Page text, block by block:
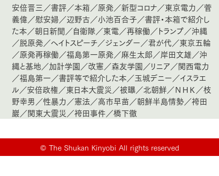
安倍晋三 ／書評／本箱／原発／新型コロナ／東京電力 ／菅
義偉／慰安婦／辺野古／小池百合子／書評・本箱で紹介し
た本／朝日新聞／自衛隊／東電／再稼働／トランプ／沖縄
／脱原発／ヘイトスピーチ／ジェンダー／君が代／東京五輪
／原発再稼働／福島第一原発／麻生太郎／岸田文雄／沖
縄と基地／加計学園／改憲／森友学園／リニア／関西電力
／福島第一／書評等で紹介した本／玉城デニー／イスラエ
ル／安倍政権／東日本大震災 ／被曝／北朝鮮／ＮＨＫ ／枝
野幸男 ／性暴力 ／憲法／高市早苗／朝鮮半島情勢／袴田
巖／関東大震災 ／袴田事件／橋下徹
© The Shukan Kinyobi All rights reserved